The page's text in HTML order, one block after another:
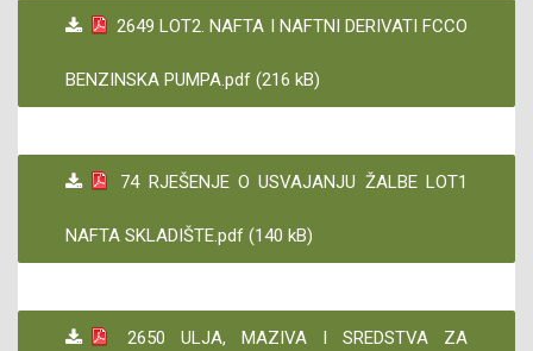
2649 LOT2. NAFTA I NAFTNI DERIVATI FCCO
BENZINSKA PUMPA.pdf (216 kB)
74 RJEŠENJE O USVAJANJU ŽALBE LOT1
NAFTA SKLADIŠTE.pdf (140 kB)
2650 ULJA, MAZIVA I SREDSTVA ZA